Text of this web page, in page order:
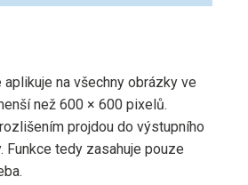
aplikuje na všechny obrázky ve
než 600 × 600 pixelů.
projdou do výstupního
Funkce tedy zasahuje pouze